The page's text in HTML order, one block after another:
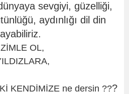
sevgiyi, güzelliği,
aydınlığı dil din
OL,
KENDİMİZE ne dersin ???